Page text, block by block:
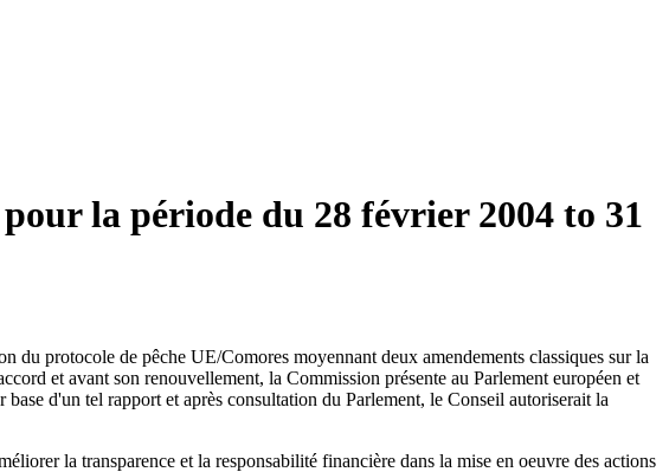
la période du 28 février 2004 to 31
protocole de pêche UE/Comores moyennant deux amendements classiques sur la
et avant son renouvellement, la Commission présente au Parlement européen et
d'un tel rapport et après consultation du Parlement, le Conseil autoriserait la
la transparence et la responsabilité financière dans la mise en oeuvre des actions